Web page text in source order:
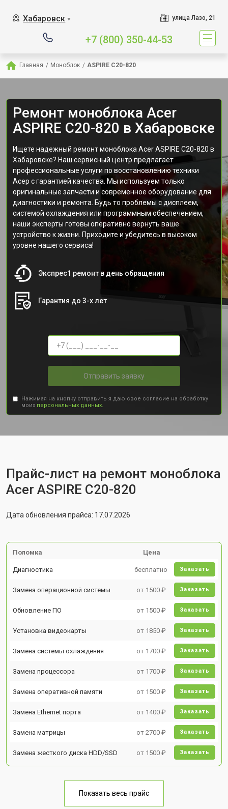
Хабаровск ▼ улица Лазо, 21
+7 (800) 350-44-53
Главная / Моноблок / ASPIRE C20-820
Ремонт моноблока Acer
ASPIRE C20-820 в Хабаровске
Ищете надежный ремонт моноблока Acer ASPIRE C20-820 в
Хабаровске? Наш сервисный центр предлагает
профессиональные услуги по восстановлению техники
Асер с гарантией качества. Мы используем только
оригинальные запчасти и современное оборудование для
диагностики и ремонта. Будь то проблемы с дисплеем,
системой охлаждения или программным обеспечением,
наши эксперты готовы оперативно вернуть ваше
устройство к жизни. Приходите и убедитесь в высоком
уровне нашего сервиса!
Экспрес1 ремонт в день обращения
Гарантия до 3-х лет
Отправить заявку
Нажимая на кнопку отправить я даю свое согласие на обработку
моих персональных данных.
Прайс-лист на ремонт моноблока
Acer ASPIRE C20-820
Дата обновления прайса: 17.07.2026
Поломка Цена
Диагностика бесплатно Заказать
Замена операционной системы от 1500 ₽ Заказать
Обновление ПО от 1500 ₽ Заказать
Установка видеокарты от 1850 ₽ Заказать
Замена системы охлаждения от 1700 ₽ Заказать
Замена процессора от 1700 ₽ Заказать
Замена оперативной памяти от 1500 ₽ Заказать
Замена Ethernet порта от 1400 ₽ Заказать
Замена матрицы от 2700 ₽ Заказать
Замена жесткого диска HDD/SSD от 1500 ₽ Заказать
Показать весь прайс